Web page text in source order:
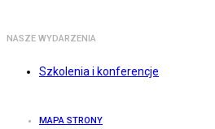
NASZE WYDARZENIA
Szkolenia i konferencje
MAPA STRONY